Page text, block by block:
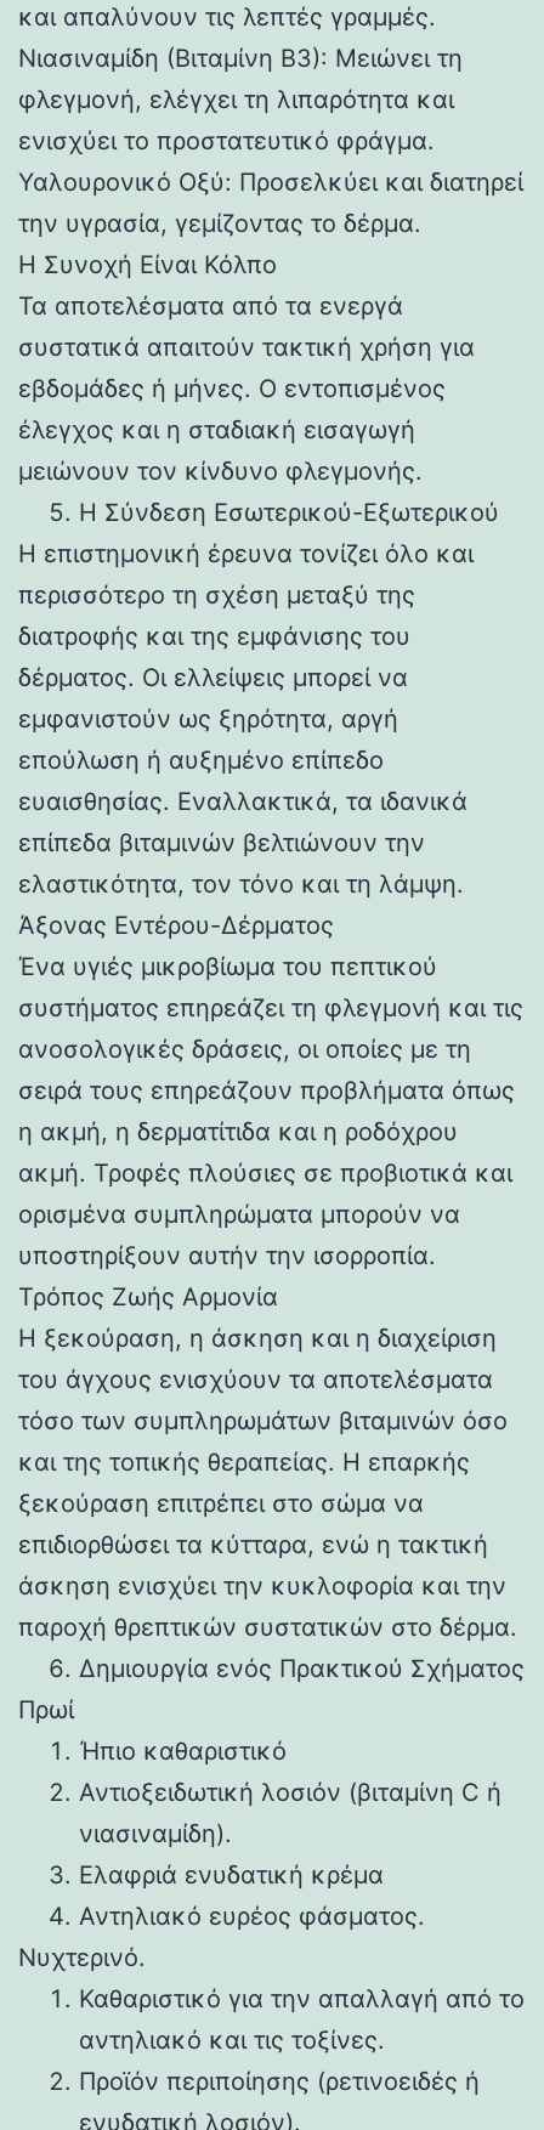
και απαλύνουν τις λεπτές γραμμές.
Νιασιναμίδη (Βιταμίνη Β3): Μειώνει τη
φλεγμονή, ελέγχει τη λιπαρότητα και
ενισχύει το προστατευτικό φράγμα.
Υαλουρονικό Οξύ: Προσελκύει και διατηρεί
την υγρασία, γεμίζοντας το δέρμα.
Η Συνοχή Είναι Κόλπο
Τα αποτελέσματα από τα ενεργά
συστατικά απαιτούν τακτική χρήση για
εβδομάδες ή μήνες. Ο εντοπισμένος
έλεγχος και η σταδιακή εισαγωγή
μειώνουν τον κίνδυνο φλεγμονής.
Η Σύνδεση Εσωτερικού-Εξωτερικού
Η επιστημονική έρευνα τονίζει όλο και
περισσότερο τη σχέση μεταξύ της
διατροφής και της εμφάνισης του
δέρματος. Οι ελλείψεις μπορεί να
εμφανιστούν ως ξηρότητα, αργή
επούλωση ή αυξημένο επίπεδο
ευαισθησίας. Εναλλακτικά, τα ιδανικά
επίπεδα βιταμινών βελτιώνουν την
ελαστικότητα, τον τόνο και τη λάμψη.
Άξονας Εντέρου-Δέρματος
Ένα υγιές μικροβίωμα του πεπτικού
συστήματος επηρεάζει τη φλεγμονή και τις
ανοσολογικές δράσεις, οι οποίες με τη
σειρά τους επηρεάζουν προβλήματα όπως
η ακμή, η δερματίτιδα και η ροδόχρου
ακμή. Τροφές πλούσιες σε προβιοτικά και
ορισμένα συμπληρώματα μπορούν να
υποστηρίξουν αυτήν την ισορροπία.
Τρόπος Ζωής Αρμονία
Η ξεκούραση, η άσκηση και η διαχείριση
του άγχους ενισχύουν τα αποτελέσματα
τόσο των συμπληρωμάτων βιταμινών όσο
και της τοπικής θεραπείας. Η επαρκής
ξεκούραση επιτρέπει στο σώμα να
επιδιορθώσει τα κύτταρα, ενώ η τακτική
άσκηση ενισχύει την κυκλοφορία και την
παροχή θρεπτικών συστατικών στο δέρμα.
Δημιουργία ενός Πρακτικού Σχήματος
Πρωί
Ήπιο καθαριστικό
Αντιοξειδωτική λοσιόν (βιταμίνη C ή
νιασιναμίδη).
Ελαφριά ενυδατική κρέμα
Αντηλιακό ευρέος φάσματος.
Νυχτερινό.
Καθαριστικό για την απαλλαγή από το
αντηλιακό και τις τοξίνες.
Προϊόν περιποίησης (ρετινοειδές ή
ενυδατική λοσιόν).